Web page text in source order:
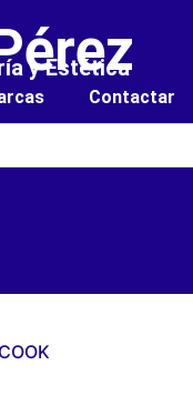
y Estética
Contactar